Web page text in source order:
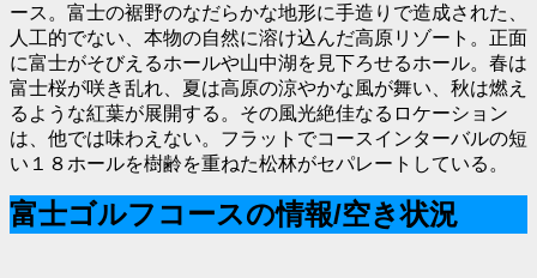
ース。富士の裾野のなだらかな地形に手造りで造成された、
人工的でない、本物の自然に溶け込んだ高原リゾート。正面
に富士がそびえるホールや山中湖を見下ろせるホール。春は
富士桜が咲き乱れ、夏は高原の涼やかな風が舞い、秋は燃え
るような紅葉が展開する。その風光絶佳なるロケーション
は、他では味わえない。フラットでコースインターバルの短
い１８ホールを樹齢を重ねた松林がセパレートしている。
富士ゴルフコースの情報/空き状況